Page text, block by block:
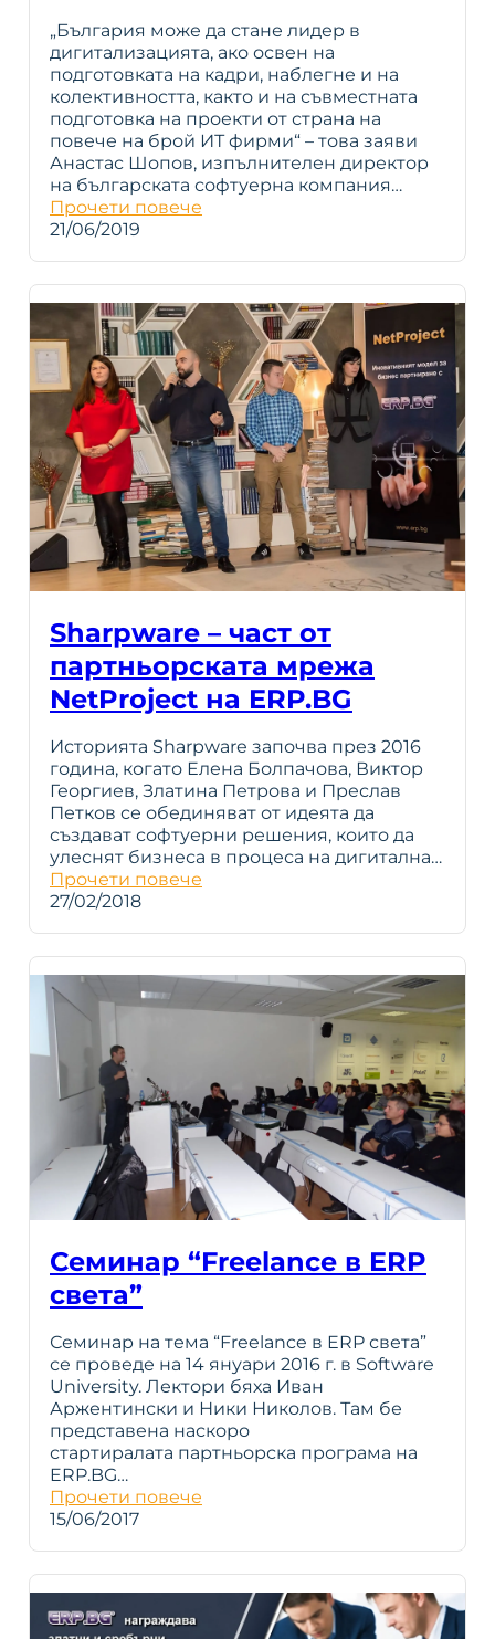
„България може да стане лидер в
дигитализацията, ако освен на
подготовката на кадри, наблегне и на
колективността, както и на съвместната
подготовка на проекти от страна на
повече на брой ИТ фирми“ – това заяви
Анастас Шопов, изпълнителен директор
на българската софтуерна компания…
Прочети повече
21/06/2019
Sharpware – част от
партньорската мрежа
NetProject на ERP.BG
Историята Sharpware започва през 2016
година, когато Елена Болпачова, Виктор
Георгиев, Златина Петрова и Преслав
Петков се обединяват от идеята да
създават софтуерни решения, които да
улеснят бизнеса в процеса на дигитална…
Прочети повече
27/02/2018
Семинар “Freelance в ERP
света”
Семинар на тема “Freelance в ERP света”
се проведе на 14 януари 2016 г. в Software
University. Лектори бяха Иван
Аржентински и Ники Николов. Там бе
представена наскоро
стартиралата партньорска програма на
ERP.BG…
Прочети повече
15/06/2017